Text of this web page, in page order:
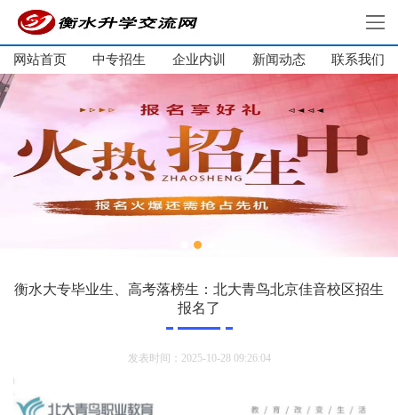
网站首页
大学生培训
单招培训
企业内训
新闻动态
联系我们
网站首页 中专招生 企业内训 新闻动态 联系我们
衡水大专毕业生、高考落榜生：北大青鸟北京佳音校区招生
报名了
发表时间：2025-10-28 09:26:04